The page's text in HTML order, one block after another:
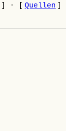
· Quellen